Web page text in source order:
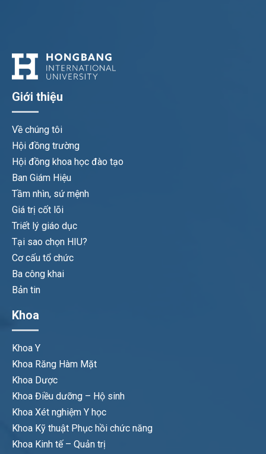
Giới thiệu
Về chúng tôi
Hội đồng trường
Hội đồng khoa học đào tạo
Ban Giám Hiệu
Tầm nhìn, sứ mệnh
Giá trị cốt lõi
Triết lý giáo dục
Tại sao chọn HIU?
Cơ cấu tổ chức
Ba công khai
Bản tin
Khoa
Khoa Y
Khoa Răng Hàm Mặt
Khoa Dược
Khoa Điều dưỡng – Hộ sinh
Khoa Xét nghiệm Y học
Khoa Kỹ thuật Phục hồi chức năng
Khoa Kinh tế – Quản trị